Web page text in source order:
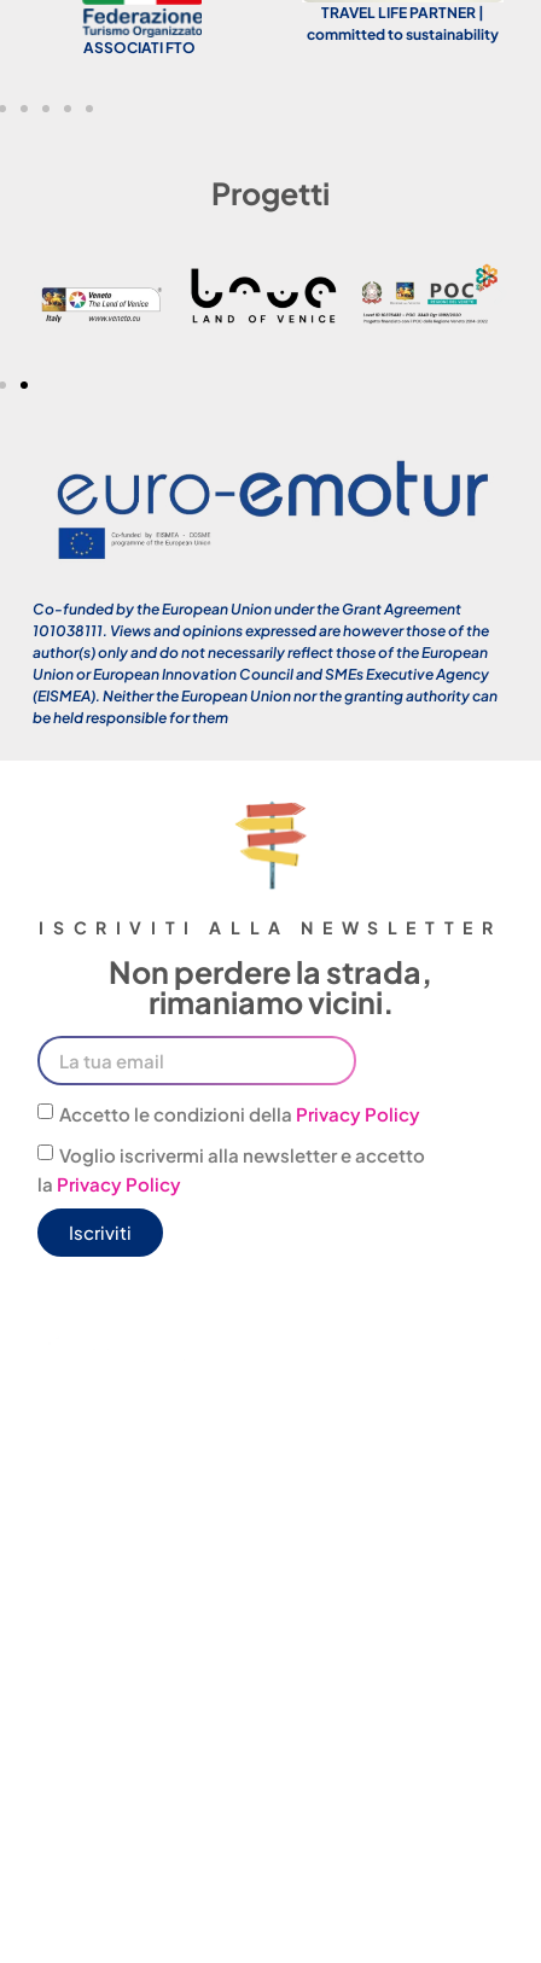
ASSOCIATI FTO
TRAVEL LIFE PARTNER |
committed to sustainability
Progetti
Co-funded by the European Union under the Grant Agreement
101038111. Views and opinions expressed are however those of the
author(s) only and do not necessarily reflect those of the European
Union or European Innovation Council and SMEs Executive Agency
(EISMEA). Neither the European Union nor the granting authority can
be held responsible for them
ISCRIVITI ALLA NEWSLETTER
Non perdere la strada,
rimaniamo vicini.
Accetto le condizioni della Privacy Policy
Voglio iscrivermi alla newsletter e accetto
la Privacy Policy
Iscriviti